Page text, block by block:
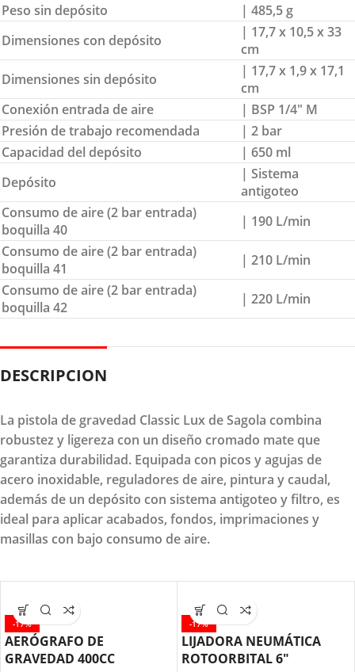
Peso sin depósito
| 485,5 g
Dimensiones con depósito
| 17,7 x 10,5 x 33
cm
Dimensiones sin depósito
| 17,7 x 1,9 x 17,1
cm
Conexión entrada de aire
| BSP 1/4″ M
Presión de trabajo recomendada
| 2 bar
Capacidad del depósito
| 650 ml
Depósito
| Sistema
antigoteo
Consumo de aire (2 bar entrada)
boquilla 40
| 190 L/min
Consumo de aire (2 bar entrada)
boquilla 41
| 210 L/min
Consumo de aire (2 bar entrada)
boquilla 42
| 220 L/min
DESCRIPCION
La pistola de gravedad Classic Lux de Sagola combina
robustez y ligereza con un diseño cromado mate que
garantiza durabilidad. Equipada con picos y agujas de
acero inoxidable, reguladores de aire, pintura y caudal,
además de un depósito con sistema antigoteo y filtro, es
ideal para aplicar acabados, fondos, imprimaciones y
masillas con bajo consumo de aire.
-17%
AERÓGRAFO DE
GRAVEDAD 400CC
-17%
LIJADORA NEUMÁTICA
ROTOORBITAL 6″